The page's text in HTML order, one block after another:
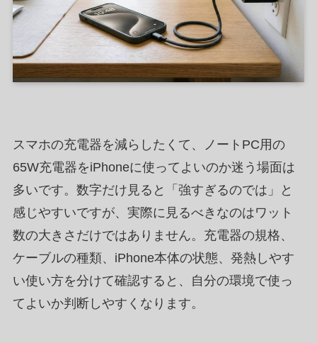
スマホの充電器を減らしたくて、ノートPC用の
65W充電器をiPhoneに使ってよいのか迷う場面は
多いです。数字だけ見ると「強すぎるのでは」と
感じやすいですが、実際に見るべきなのはワット
数の大きさだけではありません。充電器の規格、
ケーブルの種類、iPhone本体の状態、発熱しやす
い使い方を分けて確認すると、自分の環境で使っ
てよいか判断しやすくなります。